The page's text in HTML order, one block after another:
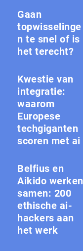
Gaan
topwisselinge
n te snel of is
het terecht?
Kwestie van
integratie:
waarom
Europese
techgiganten
scoren met ai
Belfius en
Aikido werken
samen: 200
ethische ai-
hackers aan
het werk